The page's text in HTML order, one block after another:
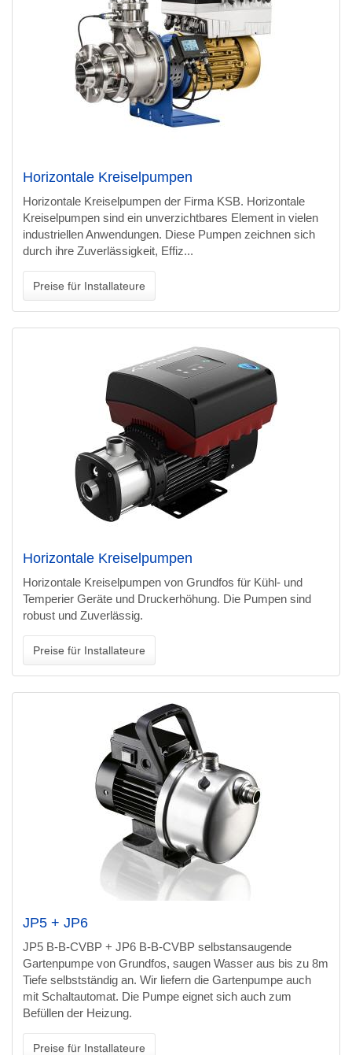
Horizontale Kreiselpumpen
Horizontale Kreiselpumpen der Firma KSB. Horizontale
Kreiselpumpen sind ein unverzichtbares Element in vielen
industriellen Anwendungen. Diese Pumpen zeichnen sich
durch ihre Zuverlässigkeit, Effiz...
Preise für Installateure
Horizontale Kreiselpumpen
Horizontale Kreiselpumpen von Grundfos für Kühl- und
Temperier Geräte und Druckerhöhung. Die Pumpen sind
robust und Zuverlässig.
Preise für Installateure
JP5 + JP6
JP5 B-B-CVBP + JP6 B-B-CVBP selbstansaugende
Gartenpumpe von Grundfos, saugen Wasser aus bis zu 8m
Tiefe selbstständig an. Wir liefern die Gartenpumpe auch
mit Schaltautomat. Die Pumpe eignet sich auch zum
Befüllen der Heizung.
Preise für Installateure